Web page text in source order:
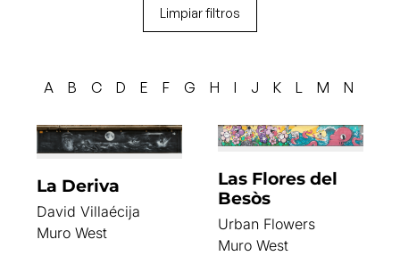
Limpiar filtros
A B C D E F G H I J K L M N
La Deriva
David Villaécija
Muro West
Las Flores del
Besòs
Urban Flowers
Muro West